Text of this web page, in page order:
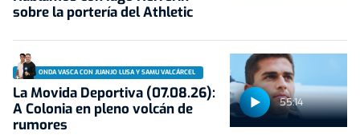
sobre la portería del Athletic
55:14
ONDA VASCA CON JUANJO LUSA Y SAMU VALCÁRCEL
La Movida Deportiva (07.08.26):
A Colonia en pleno volcán de
rumores